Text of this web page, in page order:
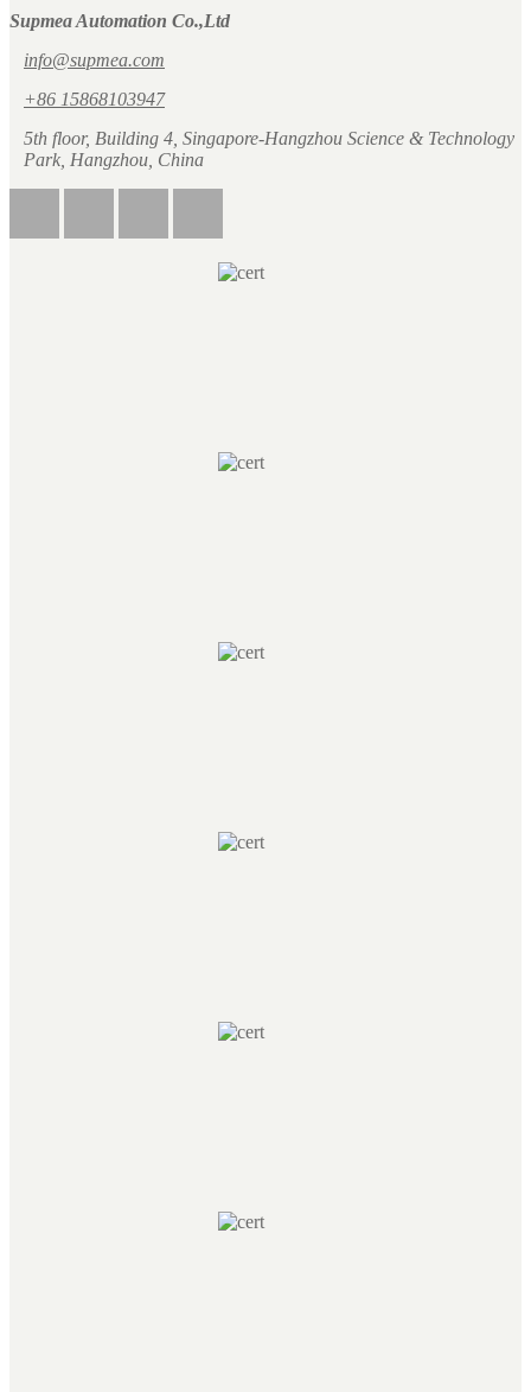
Supmea Automation Co.,Ltd
info@supmea.com
+86 15868103947
5th floor, Building 4, Singapore-Hangzhou Science & Technology
Park, Hangzhou, China